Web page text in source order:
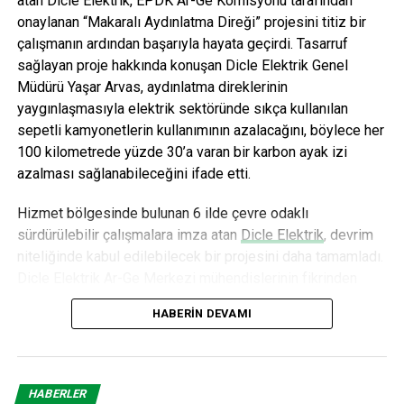
onaylanan “Makaralı Aydınlatma Direği” projesini titiz bir
çalışmanın ardından başarıyla hayata geçirdi. Tasarruf
sağlayan proje hakkında konuşan Dicle Elektrik Genel
Müdürü Yaşar Arvas, aydınlatma direklerinin
yaygınlaşmasıyla elektrik sektöründe sıkça kullanılan
sepetli kamyonetlerin kullanımının azalacağını, böylece her
100 kilometrede yüzde 30’a varan bir karbon ayak izi
azalması sağlanabileceğini ifade etti.
Hizmet bölgesinde bulunan 6 ilde çevre odaklı
sürdürülebilir çalışmalara imza atan Dicle Elektrik, devrim
niteliğinde kabul edilebilecek bir projesini daha tamamladı.
doğan ve 18 aylık titiz bir çalışmanın ardından hayata
geçirilen çevre ve çalışan dostu “Makaralı Aydınlatma
Hem iş güvenliğine hem de çevre korumasına katkı
HABERIN DEVAMI
HABERLER